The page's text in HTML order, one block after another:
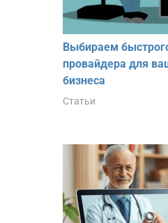
Выбираем
провайдера для
бизнеса
Статьи